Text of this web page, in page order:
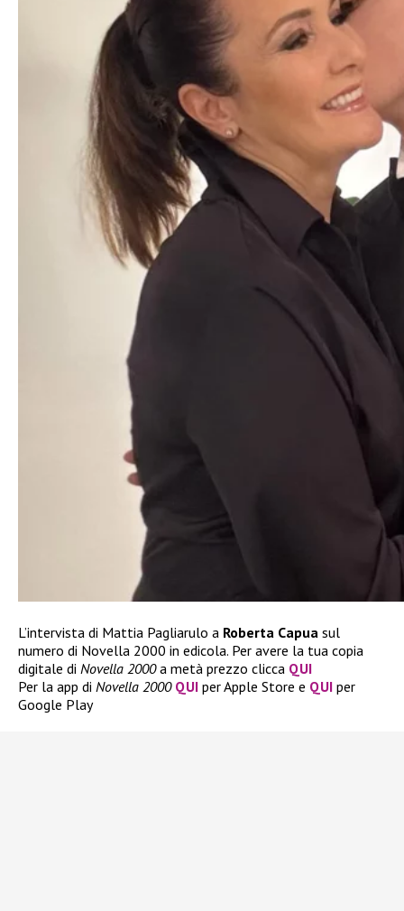
L’intervista di Mattia Pagliarulo a Roberta Capua sul
numero di Novella 2000 in edicola. Per avere la tua copia
digitale di Novella 2000a metà prezzo clicca QUI
Per la app di Novella 2000 QUI per Apple Store e QUI per
Google Play